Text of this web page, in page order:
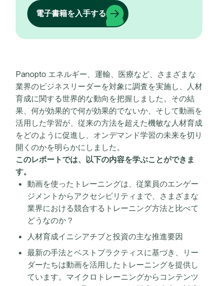
電子書籍を入手する
Panopto エネルギー、運輸、医療など、さまざまな
業界のビジネスリーダーを対象に調査を実施し、人材
育成に関する世界的な動向を把握しました。その結
果、何が効果的で何が効果的でないか、そして動画を
活用した学習が、従来の方法を超えた機敏な人材育成
をどのように促進し、オンデマンド学習の未来を切り
開くのかを明らかにしました。
このレポートでは、以下の内容を学ぶことができま
す。
動画を使ったトレーニングは、従業員のエンゲー
ジメントからアクセシビリティまで、さまざまな
業界における競合するトレーニング方法と比べて
どうなのか？
人材育成イニシアチブと投資の主な推進要因
最新の手法とベストプラクティスに基づき、リー
ダーたちは動画を活用したトレーニングを提供し
ています。マイクロトレーニングからコンテンツ